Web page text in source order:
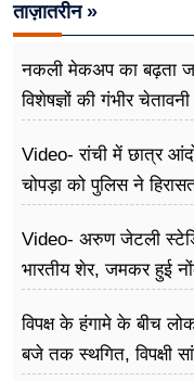
वीडियो
रिलेशनशिप
फूड
सेहत
ब्‍यूटी
जॉब्स
ताज़ातरीन »
नकली मेकअप का बढ़ता
विशेषज्ञों की गंभीर चेतावनी
Video- रांची में छात्र
चोपड़ा को पुलिस ने
Video- अरुण जेटली
भारतीय शेर, जमकर हुई
विपक्ष के हंगामे के बीच
बजे तक स्थगित, विपक्षी